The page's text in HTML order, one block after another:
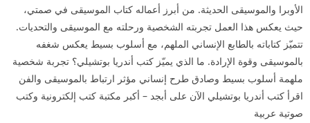
الأوبرا والموسيقى الحديثة. من أبرز أعماله كتاب الموسيقى في صمتي،
حيث يعكس هذا العمل تجربته الشخصية ورحلته مع الموسيقى والتحديات.
تتميّز كتاباته بالطابع الإنساني الملهم، مع أسلوب بسيط يعكس شغفه
بالموسيقى وقوة الإرادة. ما الذي يميّز كتب أندريا بوتشيلي؟ تجربة شخصية
ملهمة أسلوب بسيط وصادق طرح إنساني مؤثر ارتباط بالموسيقى والفن
اقرأ كتب أندريا بوتشيلي الآن على أبجد – أكبر مكتبة كتب إلكترونية وكتب
صوتية عربية